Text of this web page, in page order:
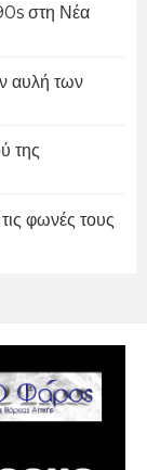
στη Νέα
αυλή των
της
φωνές τους